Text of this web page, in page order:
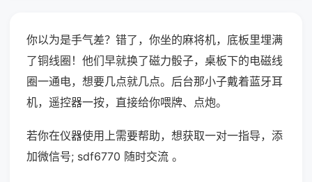
你以为是手气差？错了，你坐的麻将机，底板里埋满
了铜线圈！他们早就换了磁力骰子，桌板下的电磁线
圈一通电，想要几点就几点。后台那小子戴着蓝牙耳
机，遥控器一按，直接给你喂牌、点炮。
若你在仪器使用上需要帮助，想获取一对一指导，添
加微信号; sdf6770 随时交流 。